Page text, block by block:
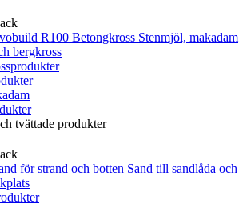
R100 Betongkross Stenmjöl, makadam
bergkross
tvättade produkter
för strand och botten Sand till sandlåda och